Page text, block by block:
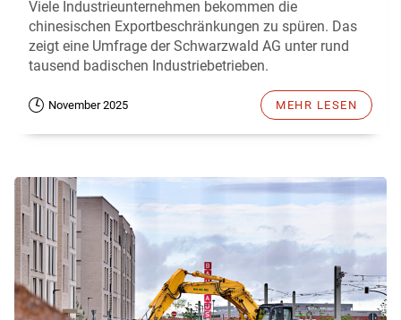
Viele Industrieunternehmen bekommen die
chinesischen Exportbeschränkungen zu spüren. Das
zeigt eine Umfrage der Schwarzwald AG unter rund
tausend badischen Industriebetrieben.
November 2025 MEHR LESEN